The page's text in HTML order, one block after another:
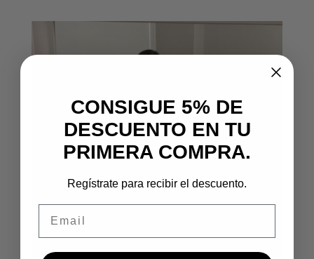
CONSIGUE 5% DE
DESCUENTO EN TU
PRIMERA COMPRA.
Regístrate para recibir el descuento.